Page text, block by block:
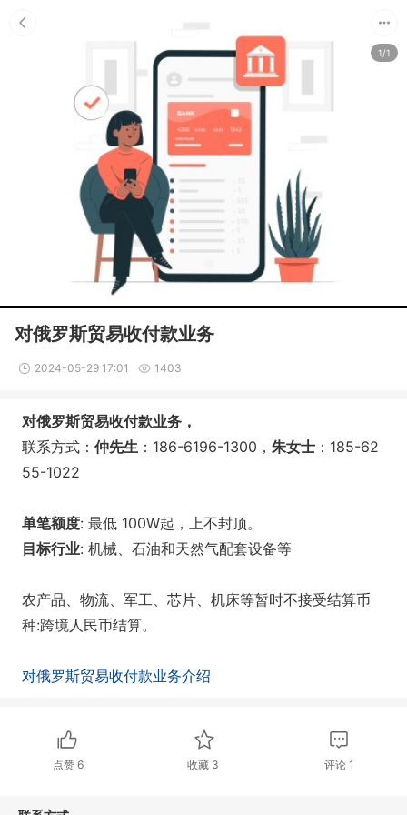
1/1
对俄罗斯贸易收付款业务
2024-05-29 17:01 1403
对俄罗斯贸易收付款业务，
联系方式： 仲先生 ：186-6196-1300， 朱女士 ：185-62
55-1022
单笔额度: 最低 100W起，上不封顶。
目标行业: 机械、石油和天然气配套设备等
农产品、物流、军工、芯片、机床等暂时不接受结算币
种:跨境人民币结算。
对俄罗斯贸易收付款业务介绍
点赞 6 收藏 3 评论 1